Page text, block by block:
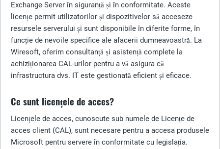
Exchange Server în siguranță și în conformitate. Aceste
licențe permit utilizatorilor și dispozitivelor să acceseze
resursele serverului și sunt disponibile în diferite forme, în
funcție de nevoile specifice ale afacerii dumneavoastră. La
Wiresoft, oferim consultanță și asistență complete la
achiziționarea CAL-urilor pentru a vă asigura că
infrastructura dvs. IT este gestionată eficient și eficace.
Ce sunt licențele de acces?
Licențele de acces, cunoscute sub numele de Licențe de
acces client (CAL), sunt necesare pentru a accesa produsele
Microsoft pentru servere în conformitate cu legislația.